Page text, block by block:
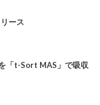
ース
「t-Sort MAS」で吸収